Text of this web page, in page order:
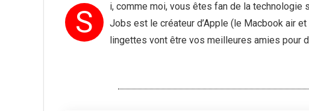
S
i, comme moi, vous êtes fan de la
Jobs est le créateur d’Apple (le Macbook air
lingettes vont être vos meilleures amies pour